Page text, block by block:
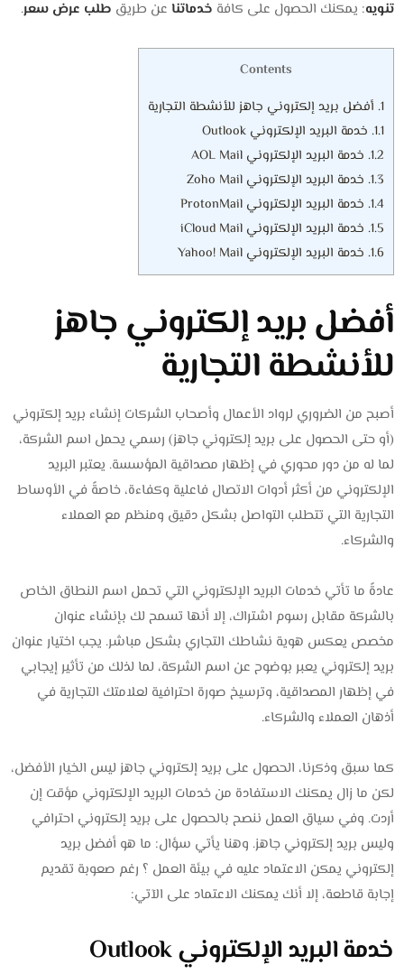
تنويه: يمكنك الحصول على كافة خدماتنا عن طريق طلب عرض سعر.
Contents
1. أفضل بريد إلكتروني جاهز للأنشطة التجارية
1.1. خدمة البريد الإلكتروني Outlook
1.2. خدمة البريد الإلكتروني AOL Mail
1.3. خدمة البريد الإلكتروني Zoho Mail
1.4. خدمة البريد الإلكتروني ProtonMail
1.5. خدمة البريد الإلكتروني iCloud Mail
1.6. خدمة البريد الإلكتروني Yahoo! Mail
أفضل بريد إلكتروني جاهز
للأنشطة التجارية
أصبح من الضروري لرواد الأعمال وأصحاب الشركات إنشاء بريد إلكتروني
(أو حتى الحصول على بريد إلكتروني جاهز) رسمي يحمل اسم الشركة،
لما له من دور محوري في إظهار مصداقية المؤسسة. يعتبر البريد
الإلكتروني من أكثر أدوات الاتصال فاعلية وكفاءة، خاصةً في الأوساط
التجارية التي تتطلب التواصل بشكل دقيق ومنظم مع العملاء
والشركاء.
عادةً ما تأتي خدمات البريد الإلكتروني التي تحمل اسم النطاق الخاص
بالشركة مقابل رسوم اشتراك، إلا أنها تسمح لك بإنشاء عنوان
مخصص يعكس هوية نشاطك التجاري بشكل مباشر. يجب اختيار عنوان
بريد إلكتروني يعبر بوضوح عن اسم الشركة، لما لذلك من تأثير إيجابي
في إظهار المصداقية، وترسيخ صورة احترافية لعلامتك التجارية في
أذهان العملاء والشركاء.
كما سبق وذكرنا، الحصول على بريد إلكتروني جاهز ليس الخيار الأفضل،
لكن ما زال يمكنك الاستفادة من خدمات البريد الإلكتروني مؤقت إن
أردت. وفي سياق العمل ننصح بالحصول على بريد إلكتروني احترافي
وليس بريد إلكتروني جاهز. وهنا يأتي سؤال: ما هو أفضل بريد
إلكتروني يمكن الاعتماد عليه في بيئة العمل ؟ رغم صعوبة تقديم
إجابة قاطعة، إلا أنك يمكنك الاعتماد على الآتي:
خدمة البريد الإلكتروني Outlook